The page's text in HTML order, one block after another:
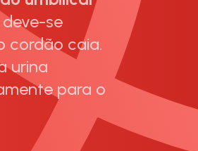
se
cordão caia.
urina
para o